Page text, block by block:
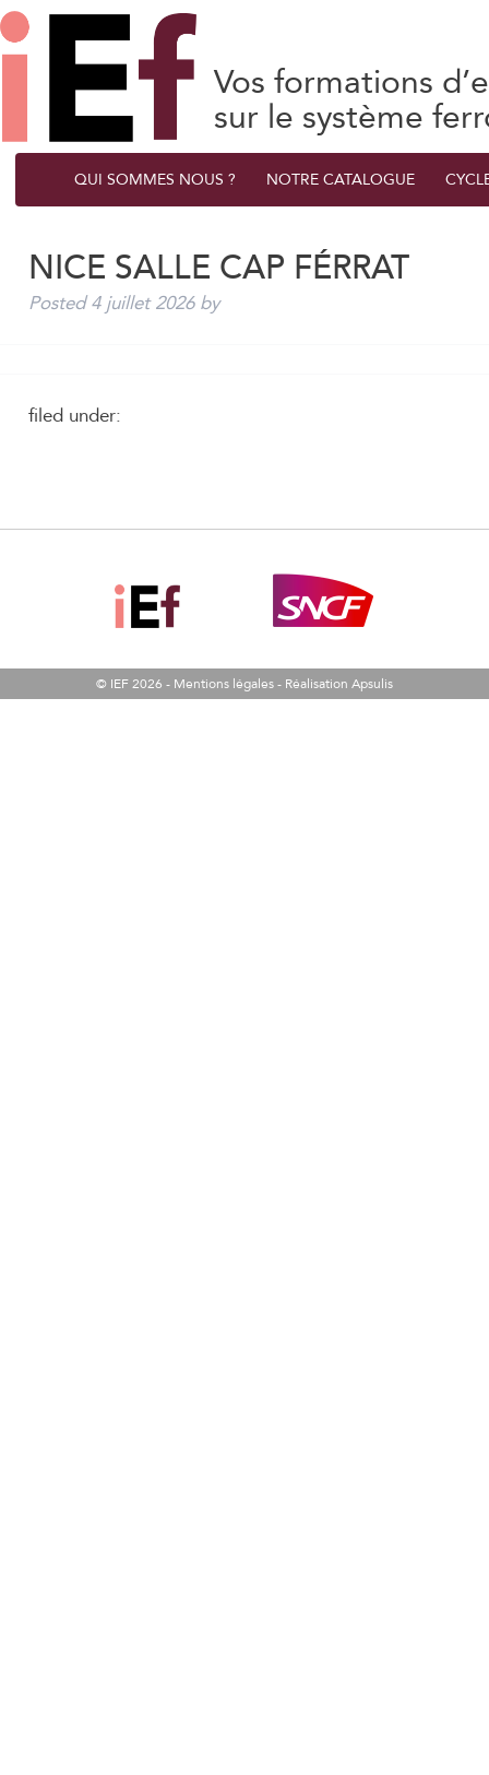
Vos formations
sur le système
QUI SOMMES NOUS ? NOTRE CATALOGUE
NICE SALLE CAP FÉRRAT
Posted4 juillet 2026 by
filed under:
© IEF 2026 - Mentions légales- Réalisation Apsulis